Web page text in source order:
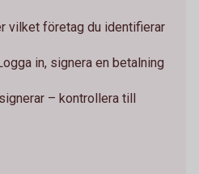
vilket företag du identifierar
in, signera en betalning
– kontrollera till